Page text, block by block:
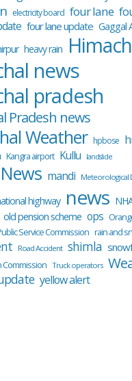
electricity board four lane
four lane update Gaggal
heavy rain
news
pradesh
Pradesh news
Weather hpbose
Kangra airport Kullu landslide
mandi Meteorological
highway news
old pension scheme ops
Service Commission rain and
Road Accident shimla
Commission Truck operators
yellow alert